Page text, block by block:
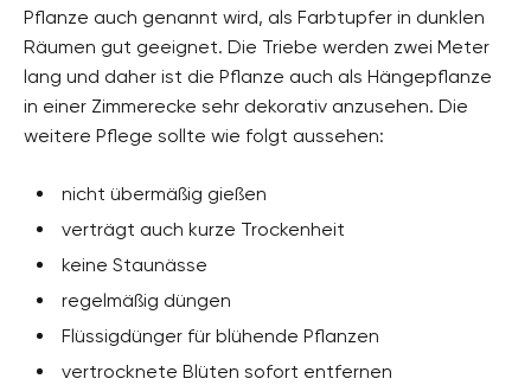
Pflanze auch genannt wird, als Farbtupfer in dunklen
Räumen gut geeignet. Die Triebe werden zwei Meter
lang und daher ist die Pflanze auch als Hängepflanze
in einer Zimmerecke sehr dekorativ anzusehen. Die
weitere Pflege sollte wie folgt aussehen:
nicht übermäßig gießen
verträgt auch kurze Trockenheit
keine Staunässe
regelmäßig düngen
Flüssigdünger für blühende Pflanzen
vertrocknete Blüten sofort entfernen